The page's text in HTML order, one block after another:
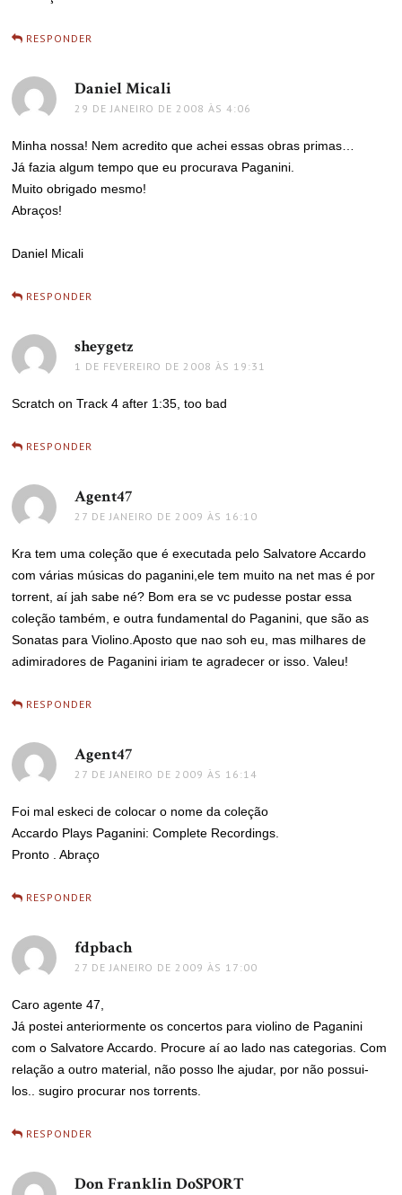
RESPONDER
Daniel Micali
29 DE JANEIRO DE 2008 ÀS 4:06
Minha nossa! Nem acredito que achei essas obras primas…
Já fazia algum tempo que eu procurava Paganini.
Muito obrigado mesmo!
Abraços!
Daniel Micali
RESPONDER
sheygetz
1 DE FEVEREIRO DE 2008 ÀS 19:31
Scratch on Track 4 after 1:35, too bad
RESPONDER
Agent47
27 DE JANEIRO DE 2009 ÀS 16:10
Kra tem uma coleção que é executada pelo Salvatore Accardo
com várias músicas do paganini,ele tem muito na net mas é por
torrent, aí jah sabe né? Bom era se vc pudesse postar essa
coleção também, e outra fundamental do Paganini, que são as
Sonatas para Violino.Aposto que nao soh eu, mas milhares de
adimiradores de Paganini iriam te agradecer or isso. Valeu!
RESPONDER
Agent47
27 DE JANEIRO DE 2009 ÀS 16:14
Foi mal eskeci de colocar o nome da coleção
Accardo Plays Paganini: Complete Recordings.
Pronto . Abraço
RESPONDER
fdpbachdisse:
27 DE JANEIRO DE 2009 ÀS 17:00
Caro agente 47,
Já postei anteriormente os concertos para violino de Paganini
com o Salvatore Accardo. Procure aí ao lado nas categorias. Com
relação a outro material, não posso lhe ajudar, por não possui-
los.. sugiro procurar nos torrents.
RESPONDER
Don Franklin DoSPORT